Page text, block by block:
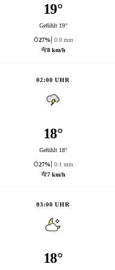
19°
Gefühlt 19°
27%
0.0 mm
8 km/h
02:00 UHR
18°
Gefühlt 18°
27%
0.1 mm
7 km/h
03:00 UHR
18°